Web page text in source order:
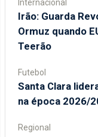
Internacional
Irão: Guarda
Ormuz quando
Teerão
Futebol
Santa Clara
na época 2026/
Regional